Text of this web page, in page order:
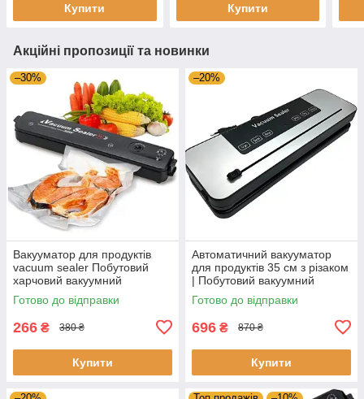
Купити Купити
Акційні пропозиції та новинки
–30%
Вакууматор для продуктів
vacuum sealer Побутовий
харчовий вакуумний
пакувальник фруктів
Кухонний
Готово до відправки
266 ₴ 380 ₴
Купити
–20%
Автоматичний вакууматор
для продуктів 35 см з різаком
| Побутовий вакуумний
пакувальник для їжі, м’яса та
риби
Готово до відправки
696 ₴ 870 ₴
Купити